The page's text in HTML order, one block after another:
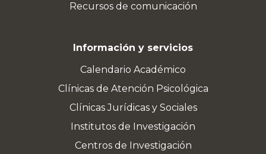
Recursos de comunicación
Información y servicios
Calendario Académico
Clínicas de Atención Psicológica
Clínicas Jurídicas y Sociales
Institutos de Investigación
Centros de Investigación